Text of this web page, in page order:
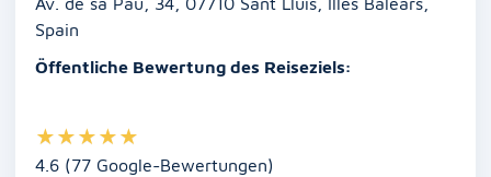
k
Spain
Öffentliche Bewertung des Reiseziels:
★★★★★
4.6 (77 Google-Bewertungen)